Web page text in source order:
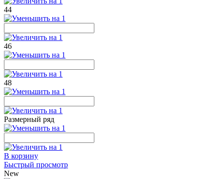
44
46
48
Размерный ряд
В корзину
Быстрый просмотр
New